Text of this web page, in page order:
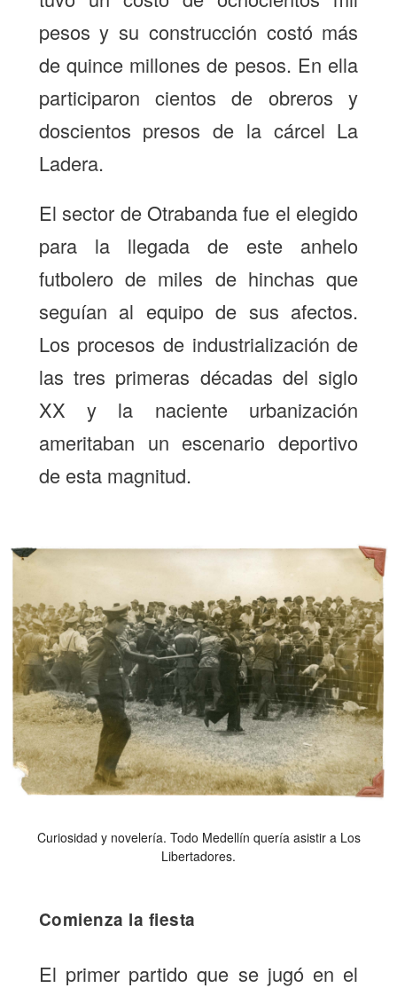
pesos y su construcción costó más
de quince millones de pesos. En ella
participaron cientos de obreros y
doscientos presos de la cárcel La
Ladera.
El sector de Otrabanda fue el elegido
para la llegada de este anhelo
futbolero de miles de hinchas que
seguían al equipo de sus afectos.
Los procesos de industrialización de
las tres primeras décadas del siglo
XX y la naciente urbanización
ameritaban un escenario deportivo
de esta magnitud.
Curiosidad y novelería. Todo Medellín quería asistir a Los
Libertadores.
Comienza la fiesta
El primer partido que se jugó en el